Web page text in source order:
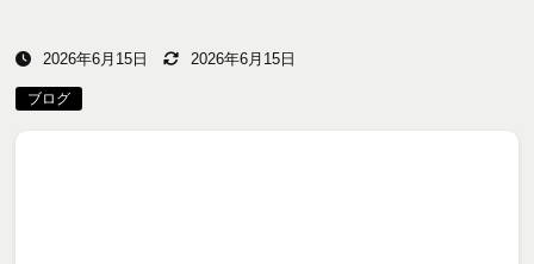
2026年6月15日 2026年6月15日
ブログ